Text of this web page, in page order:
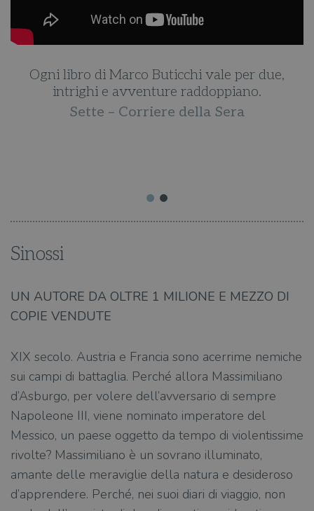
Ogni libro di Marco Buticchi vale per due,
intrighi e avventure raddoppiano.
Sette – Corriere della Sera
Sinossi
UN AUTORE DA OLTRE 1 MILIONE E MEZZO DI
COPIE VENDUTE
XIX secolo. Austria e Francia sono acerrime nemiche
sui campi di battaglia. Perché allora Massimiliano
d’Asburgo, per volere dell’avversario di sempre
Napoleone III, viene nominato imperatore del
Messico, un paese oggetto da tempo di violentissime
rivolte? Massimiliano è un sovrano illuminato,
amante delle meraviglie della natura e desideroso
d’apprendere. Perché, nei suoi diari di viaggio, non